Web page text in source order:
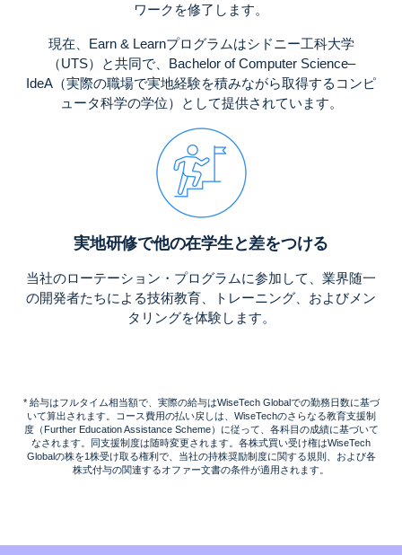
ワークを修了します。
現在、Earn & Learnプログラムはシドニー工科大学
（UTS）と共同で、Bachelor of Computer Science–
IdeA（実際の職場で実地経験を積みながら取得するコンピ
ュータ科学の学位）として提供されています。
実地研修で他の在学生と差をつける
当社のローテーション・プログラムに参加して、業界随一
の開発者たちによる技術教育、トレーニング、およびメン
タリングを体験します。
* 給与はフルタイム相当額で、実際の給与はWiseTech Globalでの勤務日数に基づ
いて算出されます。コース費用の払い戻しは、WiseTechのさらなる教育支援制
度（Further Education Assistance Scheme）に従って、各科目の成績に基づいて
なされます。同支援制度は随時変更されます。各株式買い受け権はWiseTech
Globalの株を1株受け取る権利で、当社の持株奨励制度に関する規則、および各
株式付与の関連するオファー文書の条件が適用されます。